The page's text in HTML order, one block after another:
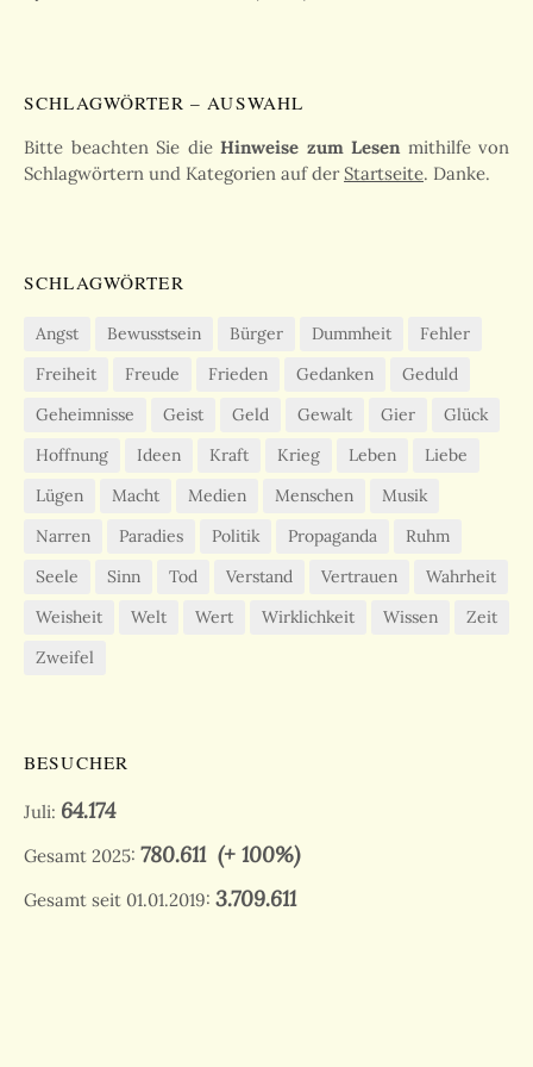
SCHLAGWÖRTER – AUSWAHL
Bitte beachten Sie dieHinweise zum Lesenmithilfe von
Schlagwörtern und Kategorien auf der Startseite. Danke.
SCHLAGWÖRTER
Angst Bewusstsein Bürger Dummheit
Fehler
Freiheit
Freude Frieden Gedanken
Geduld
Geheimnisse
Geist Geld Gewalt Gier
Glück
Hoffnung
Ideen Kraft Krieg Leben
Liebe
Lügen
Macht Medien Menschen
Musik
Narren
Paradies Politik Propaganda
Ruhm
Seele
Sinn Tod Verstand Vertrauen
Wahrheit
Weisheit
Welt Wert Wirklichkeit Wissen
Zeit
Zweifel
BESUCHER
Juli: 64.174
Gesamt 2025: 780.611(+ 100%)
Gesamt seit 01.01.2019: 3.709.611